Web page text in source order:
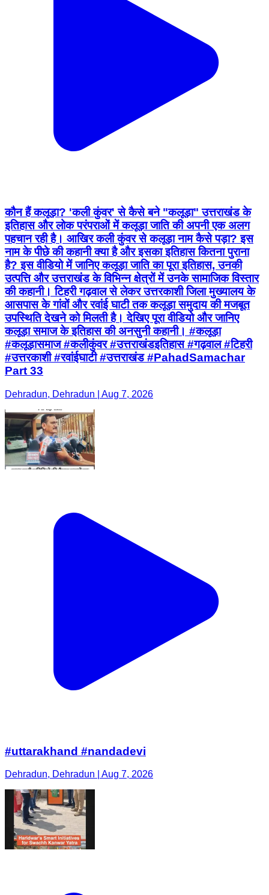
कौन हैं कलूड़ा? 'कली कुंवर' से कैसे बने "कलूड़ा" उत्तराखंड के
इतिहास और लोक परंपराओं में कलूड़ा जाति की अपनी एक अलग
पहचान रही है। आखिर कली कुंवर से कलूड़ा नाम कैसे पड़ा? इस
नाम के पीछे की कहानी क्या है और इसका इतिहास कितना पुराना
है? इस वीडियो में जानिए कलूड़ा जाति का पूरा इतिहास, उनकी
उत्पत्ति और उत्तराखंड के विभिन्न क्षेत्रों में उनके सामाजिक विस्तार
की कहानी। टिहरी गढ़वाल से लेकर उत्तरकाशी जिला मुख्यालय के
आसपास के गांवों और रवांई घाटी तक कलूड़ा समुदाय की मजबूत
उपस्थिति देखने को मिलती है। देखिए पूरा वीडियो और जानिए
कलूड़ा समाज के इतिहास की अनसुनी कहानी। #कलूड़ा
#कलूड़ासमाज #कलीकुंवर #उत्तराखंडइतिहास #गढ़वाल #टिहरी
#उत्तरकाशी #रवांईघाटी #उत्तराखंड #PahadSamachar
Part 33
Dehradun, Dehradun | Aug 7, 2026
#uttarakhand #nandadevi
Dehradun, Dehradun | Aug 7, 2026